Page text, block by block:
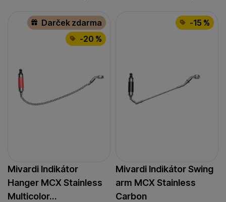
Darček zdarma
-20 %
Mivardi Indikátor
Hanger MCX Stainless
Multicolor…
-15 %
Mivardi Indikátor Swing
arm MCX Stainless
Carbon